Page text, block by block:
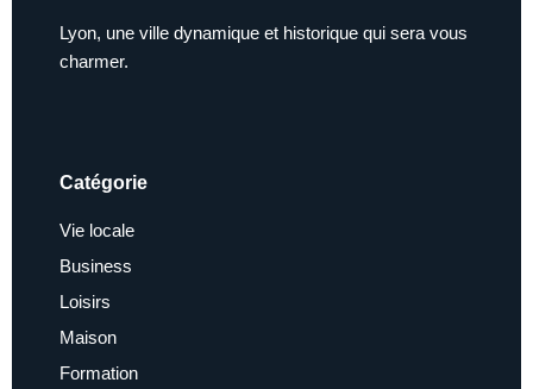
Lyon, une ville dynamique et historique qui sera vous
charmer.
Catégorie
Vie locale
Business
Loisirs
Maison
Formation